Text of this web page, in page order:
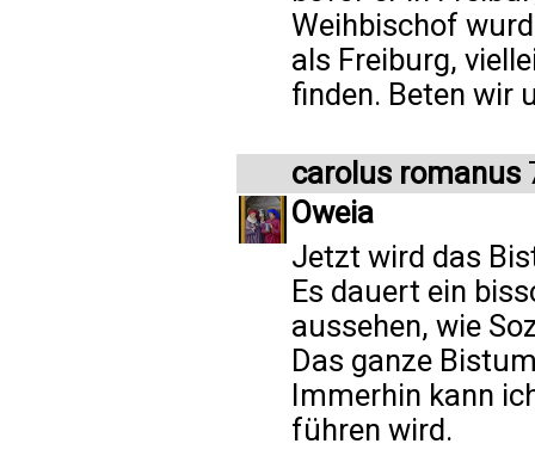
Weihbischof
als Freiburg,
finden. Beten wir
carolus romanus
Oweia
Jetzt wird das
Es dauert ein
aussehen, wie
Das ganze
Immerhin kann
führen wird.